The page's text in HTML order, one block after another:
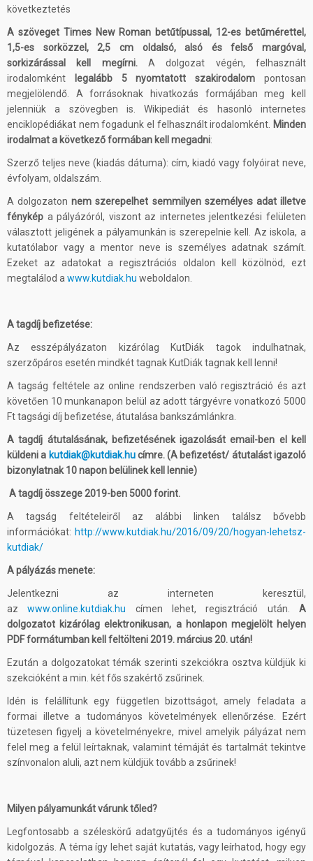
következtetés
A szöveget Times New Roman betűtípussal, 12-es betűmérettel,
1,5-es sorközzel, 2,5 cm oldalsó, alsó és felső margóval,
sorkizárással kell megírni.A dolgozat végén, felhasznált
irodalomként
legalább 5 nyomtatott szakirodalom pontosan
megjelölendő. A forrásoknak hivatkozás formájában meg kell
jelenniük a szövegben is. Wikipediát és hasonló internetes
enciklopédiákat nem fogadunk el felhasznált irodalomként. Minden
irodalmat a következő formában kell megadni:
Szerző teljes neve (kiadás dátuma): cím, kiadó vagy folyóirat neve,
évfolyam, oldalszám.
A dolgozatonnem szerepelhet semmilyen személyes adat illetve
fénykép a pályázóról, viszont az internetes jelentkezési felületen
választott jeligének a pályamunkán is szerepelnie kell. Az iskola, a
kutatólabor vagy a mentor neve is személyes adatnak számít.
Ezeket az adatokat a regisztrációs oldalon kell közölnöd, ezt
megtalálod a www.kutdiak.hu weboldalon.
A tagdíj befizetése:
Az esszépályázaton kizárólag KutDiák tagok indulhatnak,
szerzőpáros esetén mindkét tagnak KutDiák tagnak kell lenni!
A tagság feltétele az online rendszerben való regisztráció és azt
követően 10 munkanapon belül az adott tárgyévre vonatkozó 5000
Ft tagsági díj befizetése, átutalása bankszámlánkra.
A tagdíj átutalásának, befizetésének igazolását email-ben el kell
küldeni a kutdiak@kutdiak.hucímre. (A befizetést/ átutalást igazoló
bizonylatnak 10 napon belülinek kell lennie)
A tagdíj összege 2019-ben 5000 forint.
A tagság feltételeiről az alábbi linken találsz bővebb
információkat: http://www.kutdiak.hu/2016/09/20/hogyan-lehetsz-
kutdiak/
A pályázás menete:
Jelentkezni az interneten keresztül,
azwww.online.kutdiak.hu címen lehet, regisztráció után.A
dolgozatot kizárólag elektronikusan, a honlapon megjelölt helyen
PDF formátumban kell feltölteni 2019. március 20. után!
Ezután a dolgozatokat témák szerinti szekciókra osztva küldjük ki
szekcióként a min. két fős szakértő zsűrinek.
Idén is felállítunk egy független bizottságot, amely feladata a
formai illetve a tudományos követelmények ellenőrzése. Ezért
tüzetesen figyelj a követelményekre, mivel amelyik pályázat nem
felel meg a felül leírtaknak, valamint témáját és tartalmát tekintve
színvonalon aluli, azt nem küldjük tovább a zsűrinek!
Milyen pályamunkát várunk tőled?
Legfontosabb a széleskörű adatgyűjtés és a tudományos igényű
kidolgozás. A téma így lehet saját kutatás, vagy leírhatod, hogy egy